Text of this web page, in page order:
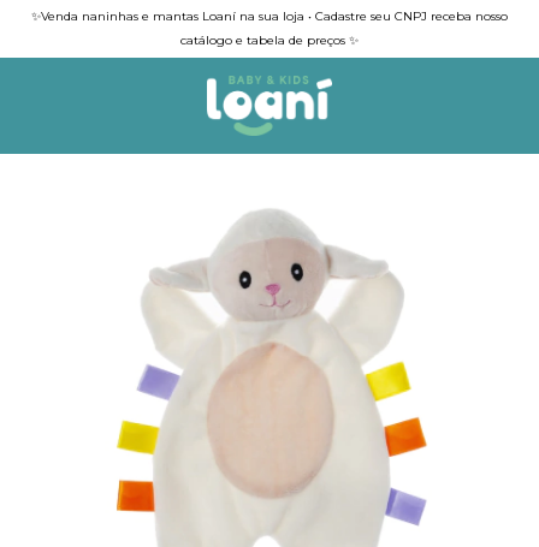
✨Venda naninhas e mantas Loaní na sua loja • Cadastre seu CNPJ receba nosso
catálogo e tabela de preços ✨